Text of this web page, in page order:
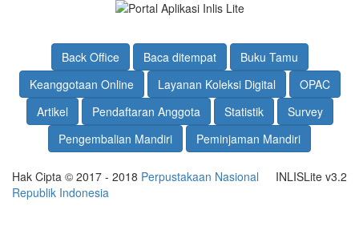
Back Office Baca ditempat
Buku Tamu
Keanggotaan Online
Layanan Koleksi Digital
OPAC
Artikel
Pendaftaran Anggota Statistik
Survey
Pengembalian Mandiri
Peminjaman Mandiri
INLISLite v3.2
Hak Cipta © 2017 - 2018 Perpustakaan Nasional
Republik Indonesia